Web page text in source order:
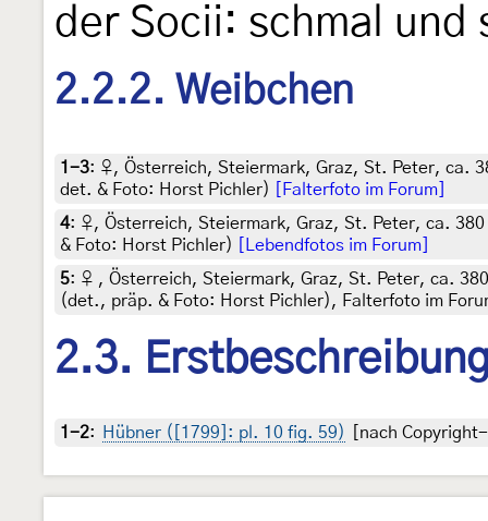
der Socii: schmal
2.2.2. Weibchen
1-3: ♀, Österreich, Steiermark, Graz, St. Peter, ca.
det. & Foto: Horst Pichler)
[Falterfoto im Forum]
4: ♀, Österreich, Steiermark, Graz, St. Peter, ca.
& Foto: Horst Pichler)
[Lebendfotos im Forum]
5: ♀ , Österreich, Steiermark, Graz, St. Peter, ca.
(det., präp. & Foto: Horst Pichler), Falterfoto im
2.3.
1-2: Hübner ([1799]: pl. 10 fig. 59) [nach